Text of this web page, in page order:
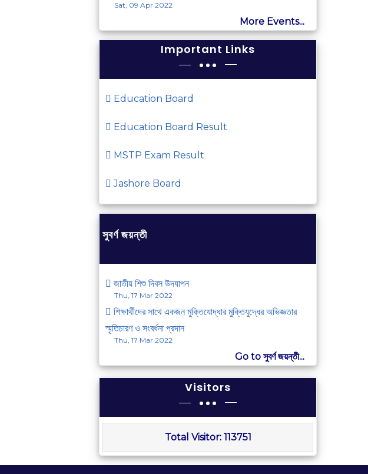
Sat, 09 Apr 2022
More Events...
Important Links
Education Board
Education Board Result
MSTP Exam Result
Jashore Board
সুবর্ণ জয়ন্তী
জাতীয় শিশু দিবস উদযাপন
Thu, 17 Mar 2022
শিক্ষার্থীদের সাথে একজন মুক্তিযোদ্ধার মুক্তিযুদ্ধের অভিজ্ঞতার
স্মৃতিচারণ ও সংবর্ধনা প্রদান
Thu, 17 Mar 2022
Go to সুবর্ণ জয়ন্তী...
Visitors
Total Visitor: 113751